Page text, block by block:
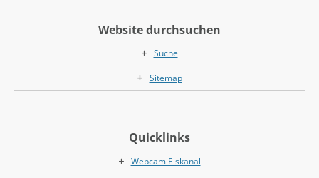
Website durchsuchen
Suche
Sitemap
Quicklinks
Webcam Eiskanal